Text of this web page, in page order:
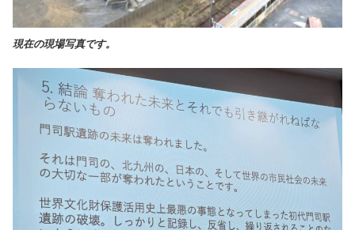
現在の現場写真です。